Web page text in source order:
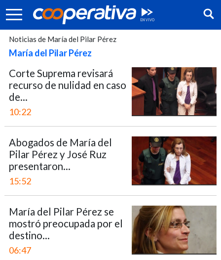
Síguenos:
Noticias de María del Pilar Pérez
María del Pilar Pérez
Corte Suprema revisará
recurso de nulidad en caso
de...
10:22
Abogados de María del
Pilar Pérez y José Ruz
presentaron...
15:52
María del Pilar Pérez se
mostró preocupada por el
destino...
06:47